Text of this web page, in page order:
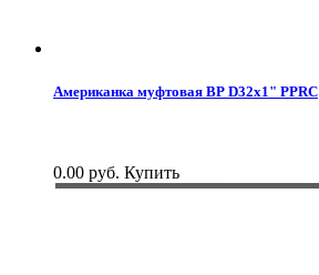
Американка муфтовая ВР D32x1" PPRC
0.00 руб. Купить